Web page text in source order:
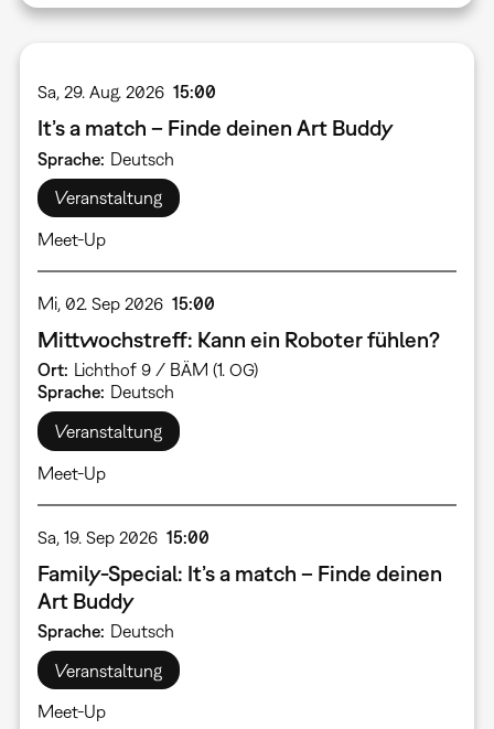
Sa, 29. Aug. 2026 15:00
It’s a match – Finde deinen Art Buddy
Sprache Deutsch
Veranstaltung
Meet-Up
Mi, 02. Sep 2026 15:00
Mittwochstreff: Kann ein Roboter fühlen?
Ort
Lichthof 9 / BÄM (1. OG)
Sprache
Deutsch
Veranstaltung
Meet-Up
Sa, 19. Sep 2026 15:00
Family-Special: It’s a match – Finde deinen
Art Buddy
Sprache Deutsch
Veranstaltung
Meet-Up